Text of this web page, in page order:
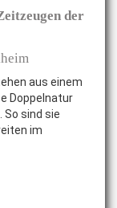
der
aus einem
Doppelnatur
sind sie
im